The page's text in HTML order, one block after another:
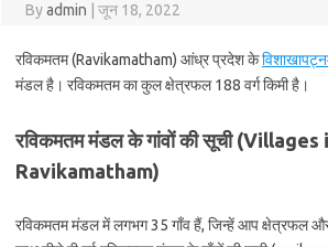
Byadmin जून 18, 2022
रविकमतम (Ravikamatham) आंध्र प्रदेश के
मंडल है। रविकमतम का कुल क्षेत्रफल 188 वर्ग किमी है।
रविकमतम मंडल के गांवों की सूची (Villages
Ravikamatham)
रविकमतम मंडल में लगभग 35 गाँव हैं, जिन्हें आप क्षेत्रफल